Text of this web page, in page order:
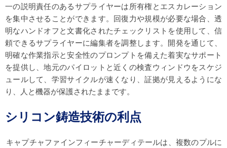
一の説明責任のあるサプライヤーは所有権とエスカレーション
を集中させることができます。回復力や規模が必要な場合、透
明なハンドオフと文書化されたチェックリストを使用して、信
頼できるサプライヤーに編集者を調整します。開発を通じて、
明確な作業指示と安全性のプロンプトを備えた着実なサポート
を提供し、地元のパイロットと近くの検査ウィンドウをスケジ
ュールして、学習サイクルが速くなり、証拠が見えるようにな
り、人と機器が保護されたままです。
シリコン鋳造技術の利点
キャプチャファインフィーチャーディテールは、複数のプルに